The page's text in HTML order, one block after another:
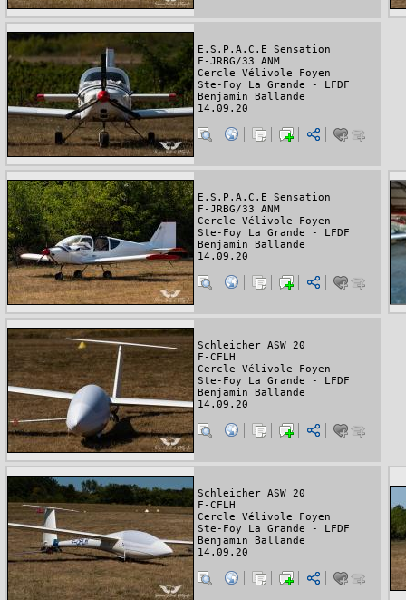
E.S.P.A.C.E Sensation
F-JRBG/33 ANM
Cercle Vélivole Foyen
Ste-Foy La Grande - LFDF
Benjamin Ballande
14.09.20
E.S.P.A.C.E Sensation
F-JRBG/33 ANM
Cercle Vélivole Foyen
Ste-Foy La Grande - LFDF
Benjamin Ballande
14.09.20
Schleicher ASW 20
F-CFLH
Cercle Vélivole Foyen
Ste-Foy La Grande - LFDF
Benjamin Ballande
14.09.20
Schleicher ASW 20
F-CFLH
Cercle Vélivole Foyen
Ste-Foy La Grande - LFDF
Benjamin Ballande
14.09.20